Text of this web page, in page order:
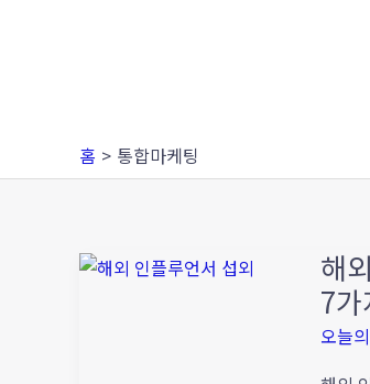
뛰
홈 통합마케팅
해
7
오늘
해
외
인
플
루